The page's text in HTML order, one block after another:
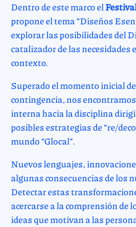
Dentro de este marco el
propone el tema “Diseños
explorar las posibilidades del
catalizador de las necesidades
contexto.
Superado el momento inicial
contingencia, nos
interna hacia la disciplina
posibles estrategias de “re/
mundo “Glocal”.
Nuevos lenguajes,
algunas consecuencias de los
Detectar estas
acercarse a la comprensión de
ideas que motivan a las